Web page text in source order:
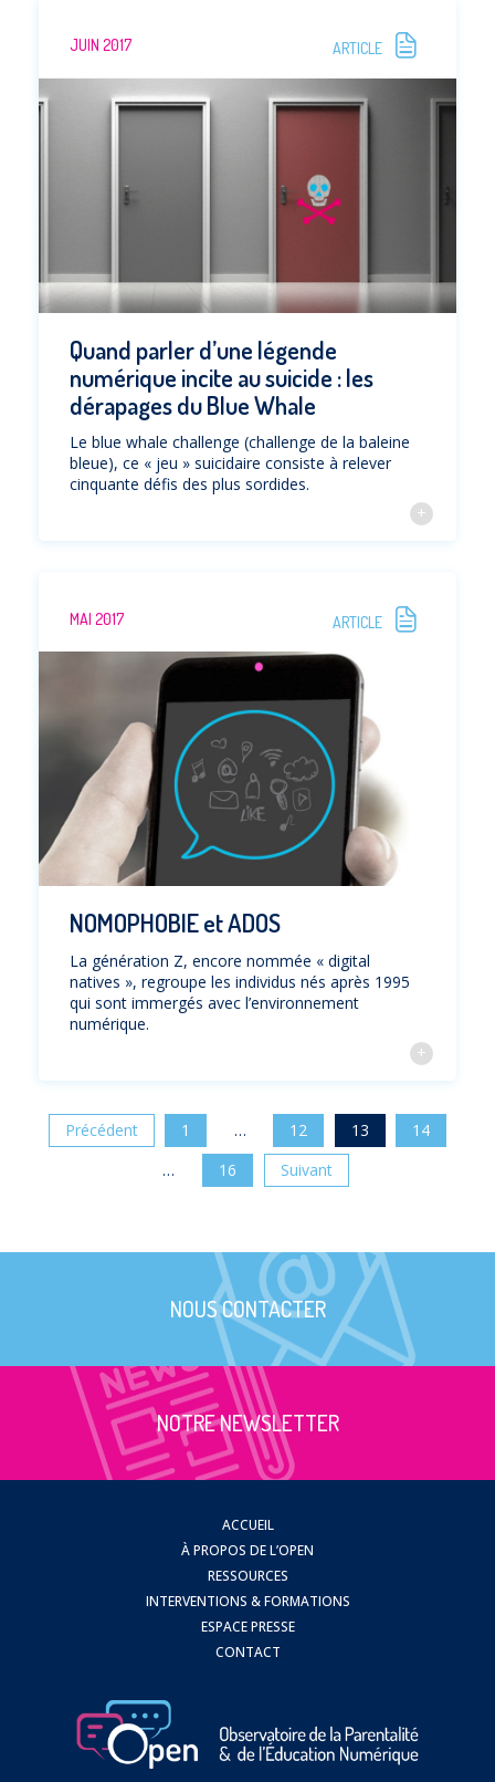
JUIN 2017 ARTICLE
Quand parler d’une légende
numérique incite au suicide : les
dérapages du Blue Whale
Le blue whale challenge (challenge de la baleine
bleue), ce « jeu » suicidaire consiste à relever
cinquante défis des plus sordides.
MAI 2017 ARTICLE
NOMOPHOBIE et ADOS
La génération Z, encore nommée « digital
natives », regroupe les individus nés après 1995
qui sont immergés avec l’environnement
numérique.
Précédent 1 … 12 13
14
…
16 Suivant
NOUS CONTACTER
NOTRE NEWSLETTER
ACCUEIL
À PROPOS DE L’OPEN
RESSOURCES
INTERVENTIONS & FORMATIONS
ESPACE PRESSE
CONTACT